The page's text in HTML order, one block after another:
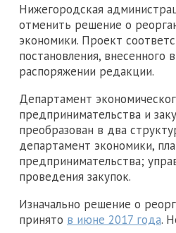
Нижегородская
отменить решение о
экономики. Проект
постановления, внесенного
распоряжении редакции.
Департамент
предпринимательства и
преобразован в два
департамент экономики,
предпринимательства;
проведения закупок.
Изначально решение о
принято в июне 2017 года.